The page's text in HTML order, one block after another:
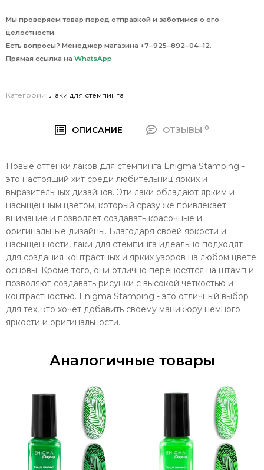
-
Мы проверяем товар перед отправкой и заботимся о его
целостности.
Есть вопросы? Менеджер магазина +7‒925‒892‒04‒12.
Прямая ссылка на WhatsApp
-
Категории: Лаки для стемпинга
ОПИСАНИЕ ОТЗЫВЫ 0
Новые оттенки лаков для стемпинга Enigma Stamping -
это настоящий хит среди любительниц ярких и
выразительных дизайнов. Эти лаки обладают ярким и
насыщенным цветом, который сразу же привлекает
внимание и позволяет создавать красочные и
оригинальные дизайны. Благодаря своей яркости и
насыщенности, лаки для стемпинга идеально подходят
для создания контрастных и ярких узоров на любом цвете
основы. Кроме того, они отлично переносятся на штамп и
позволяют создавать рисунки с высокой четкостью и
контрастностью. Enigma Stamping - это отличный выбор
для тех, кто хочет добавить своему маникюру немного
яркости и оригинальности.
Аналогичные товары